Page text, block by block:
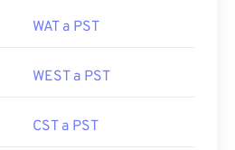
WAT a PST
WEST a PST
CST a PST